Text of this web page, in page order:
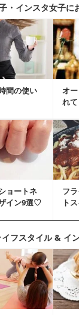
・インスタ女子に
間の使い
オ
れ
ョートネ
イン9選♡
フ
ト
イフスタイル & イ